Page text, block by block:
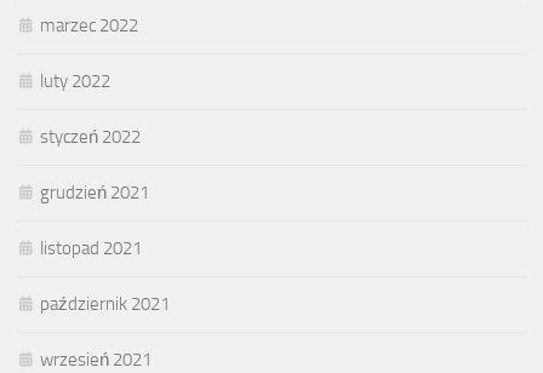
marzec 2022
luty 2022
styczeń 2022
grudzień 2021
listopad 2021
październik 2021
wrzesień 2021